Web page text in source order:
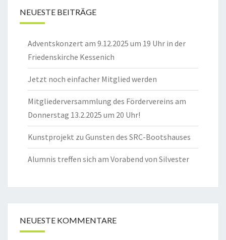
NEUESTE BEITRÄGE
Adventskonzert am 9.12.2025 um 19 Uhr in der
Friedenskirche Kessenich
Jetzt noch einfacher Mitglied werden
Mitgliederversammlung des Fördervereins am
Donnerstag 13.2.2025 um 20 Uhr!
Kunstprojekt zu Gunsten des SRC-Bootshauses
Alumnis treffen sich am Vorabend von Silvester
NEUESTE KOMMENTARE